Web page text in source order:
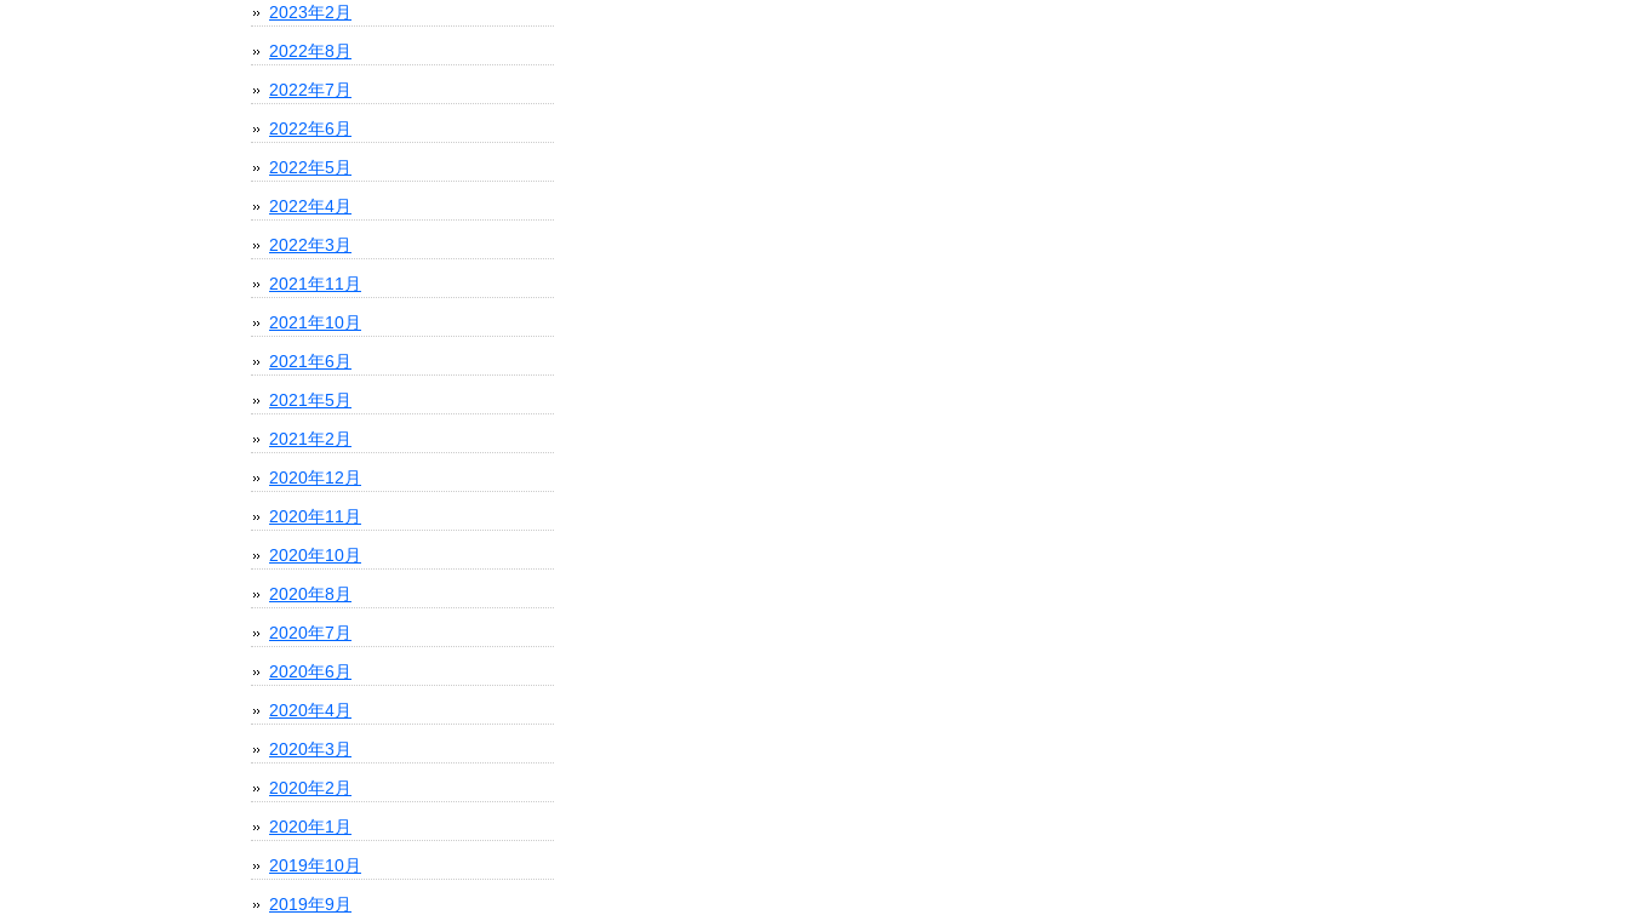
2023年2月
2022年8月
2022年7月
2022年6月
2022年5月
2022年4月
2022年3月
2021年11月
2021年10月
2021年6月
2021年5月
2021年2月
2020年12月
2020年11月
2020年10月
2020年8月
2020年7月
2020年6月
2020年4月
2020年3月
2020年2月
2020年1月
2019年10月
2019年9月